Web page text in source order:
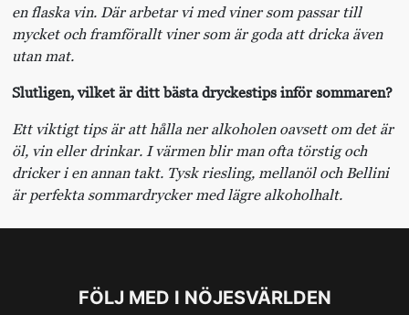
en flaska vin. Där arbetar vi med viner som passar till
mycket och framförallt viner som är goda att dricka även
utan mat.
Slutligen, vilket är ditt bästa dryckestips inför sommaren?
Ett viktigt tips är att hålla ner alkoholen oavsett om det är
öl, vin eller drinkar. I värmen blir man ofta törstig och
dricker i en annan takt. Tysk riesling, mellanöl och Bellini
är perfekta sommardrycker med lägre alkoholhalt.
FÖLJ MED I NÖJESVÄRLDEN